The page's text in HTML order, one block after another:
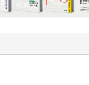
── 福爾摩斯對華生